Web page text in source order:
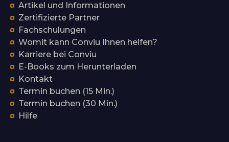
Artikel und Informationen
Zertifizierte Partner
Fachschulungen
Womit kann Conviu Ihnen helfen?
Karriere bei Conviu
E-Books zum Herunterladen
Kontakt
Termin buchen (15 Min.)
Termin buchen (30 Min.)
Hilfe